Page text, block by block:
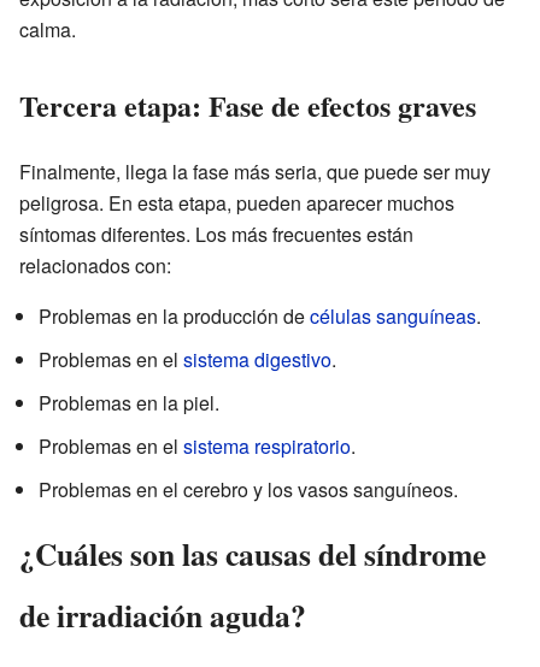
calma.
Tercera etapa: Fase de efectos graves
Finalmente, llega la fase más seria, que puede ser muy
peligrosa. En esta etapa, pueden aparecer muchos
síntomas diferentes. Los más frecuentes están
relacionados con:
Problemas en la producción decélulassanguíneas.
Problemas en el sistema digestivo.
Problemas en la piel.
Problemas en el sistema respiratorio.
Problemas en el cerebro y los vasos sanguíneos.
¿Cuáles son las causas del síndrome
de irradiación aguda?